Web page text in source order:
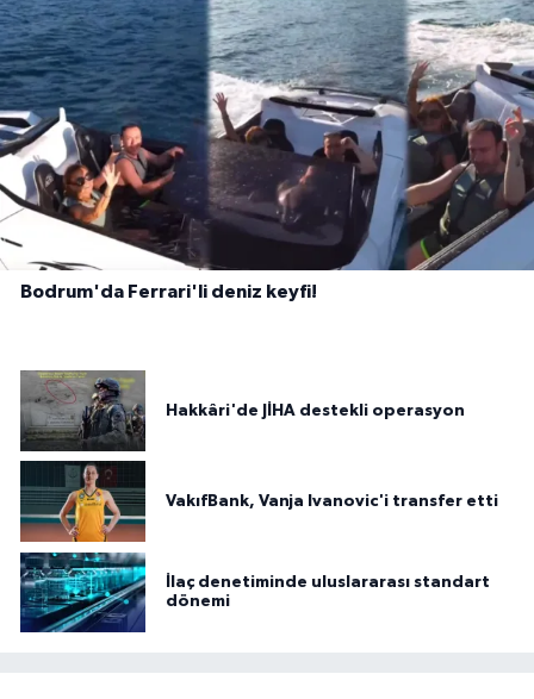
Bodrum'da Ferrari'li deniz keyfi!
Hakkâri'de JİHA destekli operasyon
VakıfBank, Vanja Ivanovic'i transfer etti
İlaç denetiminde uluslararası standart
dönemi